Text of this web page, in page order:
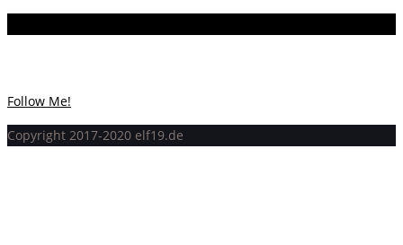
Follow Me!
Copyright 2017-2020 elf19.de